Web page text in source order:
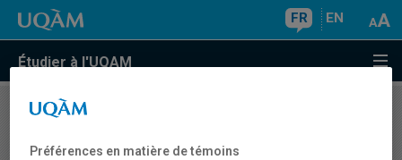
FR EN
Étudier à l'UQAM
COURS//
Préférences en matière de témoins